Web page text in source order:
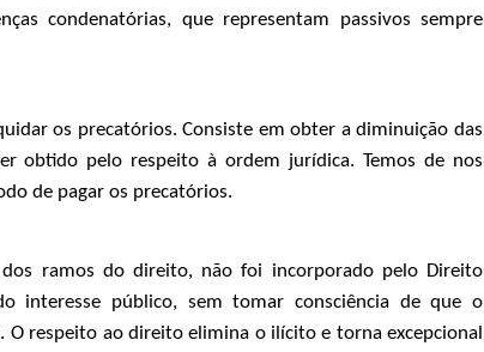
condenatórias, que representam passivos sempre
os precatórios. Consiste em obter a diminuição das
obtido pelo respeito à ordem jurídica. Temos de nos
de pagar os precatórios.
ramos do direito, não foi incorporado pelo Direito
interesse público, sem tomar consciência de que o
respeito ao direito elimina o ilícito e torna excepcional